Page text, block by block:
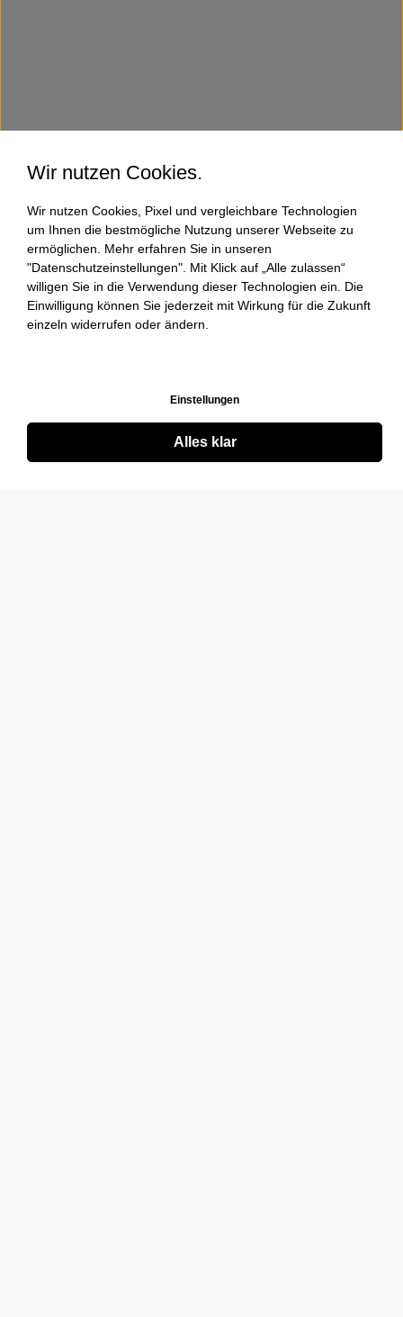
Wir nutzen Cookies.
Wir nutzen Cookies, Pixel und vergleichbare Technologien
um Ihnen die bestmögliche Nutzung unserer Webseite zu
ermöglichen. Mehr erfahren Sie in unseren
"Datenschutzeinstellungen". Mit Klick auf „Alle zulassen“
willigen Sie in die Verwendung dieser Technologien ein. Die
Einwilligung können Sie jederzeit mit Wirkung für die Zukunft
einzeln widerrufen oder ändern.
Einstellungen
Alles klar